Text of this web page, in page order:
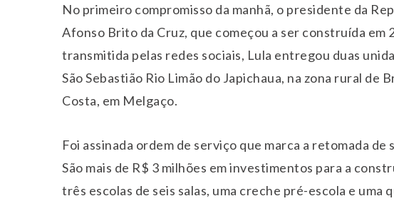
No primeiro compromisso da manhã, o presidente da
Afonso Brito da Cruz, que começou a ser construída em
transmitida pelas redes sociais, Lula entregou duas
São Sebastião Rio Limão do Japichaua, na zona rural de
Costa, em Melgaço.
Foi assinada ordem de serviço que marca a retomada
São mais de R$ 3 milhões em investimentos para a
três escolas de seis salas, uma creche pré-escola e